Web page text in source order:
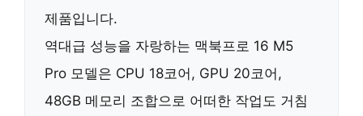
제품입니다.
역대급 성능을 자랑하는 맥북프로 16 M5
Pro 모델은 CPU 18코어, GPU 20코어,
48GB 메모리 조합으로 어떠한 작업도 거침